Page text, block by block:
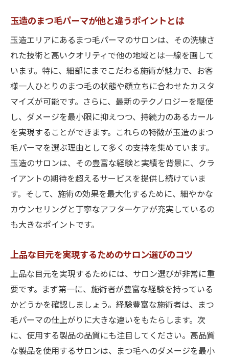
玉造のまつ毛パーマが他と違うポイントとは
玉造エリアにあるまつ毛パーマのサロンは、その洗練さ
れた技術と高いクオリティで他の地域とは一線を画して
います。特に、細部にまでこだわる施術が魅力で、お客
様一人ひとりのまつ毛の状態や顔立ちに合わせたカスタ
マイズが可能です。さらに、最新のテクノロジーを駆使
し、ダメージを最小限に抑えつつ、持続力のあるカール
を実現することができます。これらの特徴が玉造のまつ
毛パーマを選ぶ理由として多くの支持を集めています。
玉造のサロンは、その豊富な経験と実績を背景に、クラ
イアントの期待を超えるサービスを提供し続けていま
す。そして、施術の効果を最大化するために、細やかな
カウンセリングと丁寧なアフターケアが充実しているの
も大きなポイントです。
上品な目元を実現するためのサロン選びのコツ
上品な目元を実現するためには、サロン選びが非常に重
要です。まず第一に、施術者が豊富な経験を持っている
かどうかを確認しましょう。経験豊富な施術者は、まつ
毛パーマの仕上がりに大きな違いをもたらします。次
に、使用する製品の品質にも注目してください。高品質
な製品を使用するサロンは、まつ毛へのダメージを最小